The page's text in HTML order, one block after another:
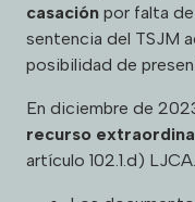
casación por falta
sentencia del TSJM
posibilidad de
En diciembre de
recurso
artículo 102.1.d)